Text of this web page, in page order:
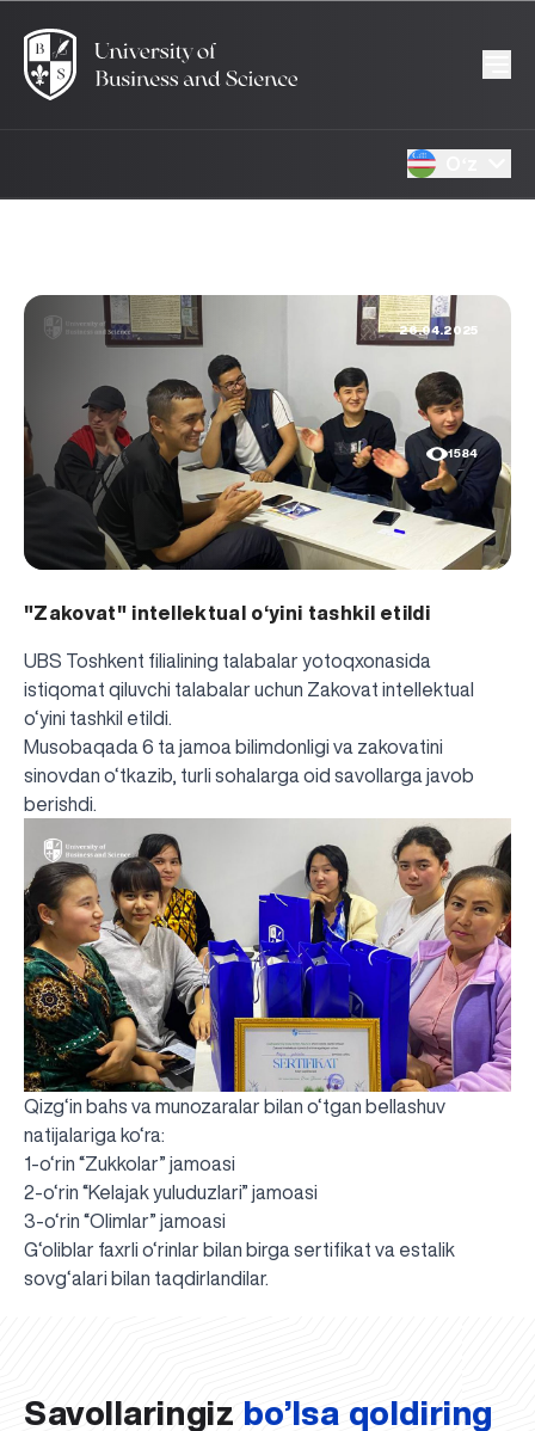
26.04.2025
1584
"Zakovat" intellektual o‘yini tashkil etildi
UBS Toshkent filialining talabalar yotoqxonasida
istiqomat qiluvchi talabalar uchun Zakovat intellektual
o‘yini tashkil etildi.
Musobaqada 6 ta jamoa bilimdonligi va zakovatini
sinovdan o‘tkazib, turli sohalarga oid savollarga javob
berishdi.
Qizg‘in bahs va munozaralar bilan o‘tgan bellashuv
natijalariga ko‘ra:
1-o‘rin “Zukkolar” jamoasi
2-o‘rin “Kelajak yuluduzlari” jamoasi
3-o‘rin “Olimlar” jamoasi
G‘oliblar faxrli o‘rinlar bilan birga sertifikat va estalik
sovg‘alari bilan taqdirlandilar.
UBS professori "Yangi O‘zbekiston yosh olimlari"
qatoridan joy oldi!
Sevimli "UBS xabarnomasi" gazetamizning yangi soni
nashrdan chiqdi!
UBS faoliyati tahlili va istiqboldagi rejalar
UBS oʻqituvchilari Qirgʻizistonda malaka oshirdi
G‘alaba sari olg‘a, O‘zbekiston!
TAYINLOV
UBS OAVda
UBS va bitiruvchi talabalar viloyat hokimligi tomonidan
taqdirlandi
Til oʻrganishda Ovropacha aytganda "level up" qilishni
xohlaysizmi?
Inson kapitaliga yo‘naltirilgan investitsiya — Yangi
O‘zbekiston taraqqiyotining eng muhim tayanchi
Savollaringiz bo’lsa qoldiring